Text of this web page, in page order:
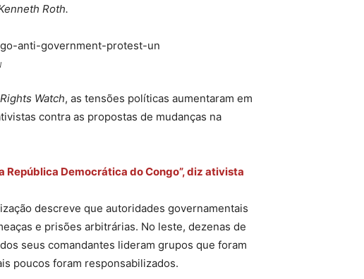
Roth.
Watch, as tensões políticas aumentaram em
contra as propostas de mudanças na
República Democrática do Congo”, diz ativista
descreve que autoridades governamentais
e prisões arbitrárias. No leste, dezenas de
seus comandantes lideram grupos que foram
poucos foram responsabilizados.